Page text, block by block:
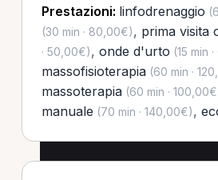
Prestazioni: linfodrenaggio
(30 min · 80,00€), prima visita
· 50,00€), onde d'urto (15 min
massofisioterapia(60 min ·
massoterapia(60 min ·
manuale (70 min · 140,00€),